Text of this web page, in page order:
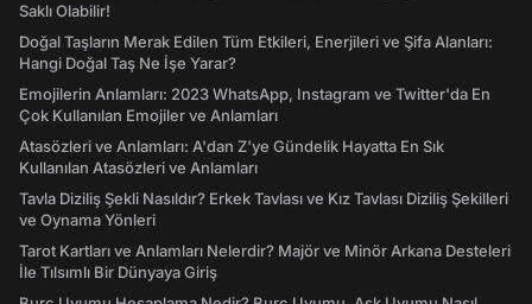
Saklı Olabilir!
Doğal Taşların Merak Edilen Tüm Etkileri, Enerjileri ve Şifa Alanları:
Hangi Doğal Taş Ne İşe Yarar?
Emojilerin Anlamları: 2023 WhatsApp, Instagram ve Twitter'da En
Çok Kullanılan Emojiler ve Anlamları
Atasözleri ve Anlamları: A'dan Z'ye Gündelik Hayatta En Sık
Kullanılan Atasözleri ve Anlamları
Tavla Diziliş Şekli Nasıldır? Erkek Tavlası ve Kız Tavlası Diziliş Şekilleri
ve Oynama Yönleri
Tarot Kartları ve Anlamları Nelerdir? Majör ve Minör Arkana Desteleri
İle Tılsımlı Bir Dünyaya Giriş